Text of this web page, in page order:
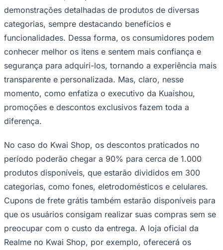
Corinthians
demonstrações detalhadas de produtos de diversas
categorias, sempre destacando benefícios e
funcionalidades. Dessa forma, os consumidores podem
conhecer melhor os itens e sentem mais confiança e
segurança para adquiri-los, tornando a experiência mais
transparente e personalizada. Mas, claro, nesse
momento, como enfatiza o executivo da Kuaishou,
promoções e descontos exclusivos fazem toda a
diferença.
No caso do Kwai Shop, os descontos praticados no
período poderão chegar a 90% para cerca de 1.000
produtos disponíveis, que estarão divididos em 300
categorias, como fones, eletrodomésticos e celulares.
Cupons de frete grátis também estarão disponíveis para
que os usuários consigam realizar suas compras sem se
preocupar com o custo da entrega. A loja oficial da
Realme no Kwai Shop, por exemplo, oferecerá os